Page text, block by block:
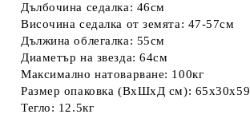
Дълбочина седалка: 46см
Височина седалка от земята: 47-57см
Дължина облегалка: 55см
Диаметър на звезда: 64см
Максимално натоварване: 100кг
Размер опаковка (ВхШхД см): 65x30x59
Тегло: 12.5кг